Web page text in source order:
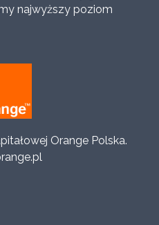
najwyższy poziom
Orange Polska.